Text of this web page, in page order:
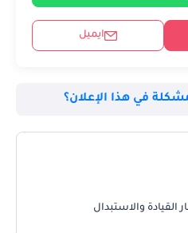
ايميل
في هذا الإعلان؟
القيادة والاستبدال